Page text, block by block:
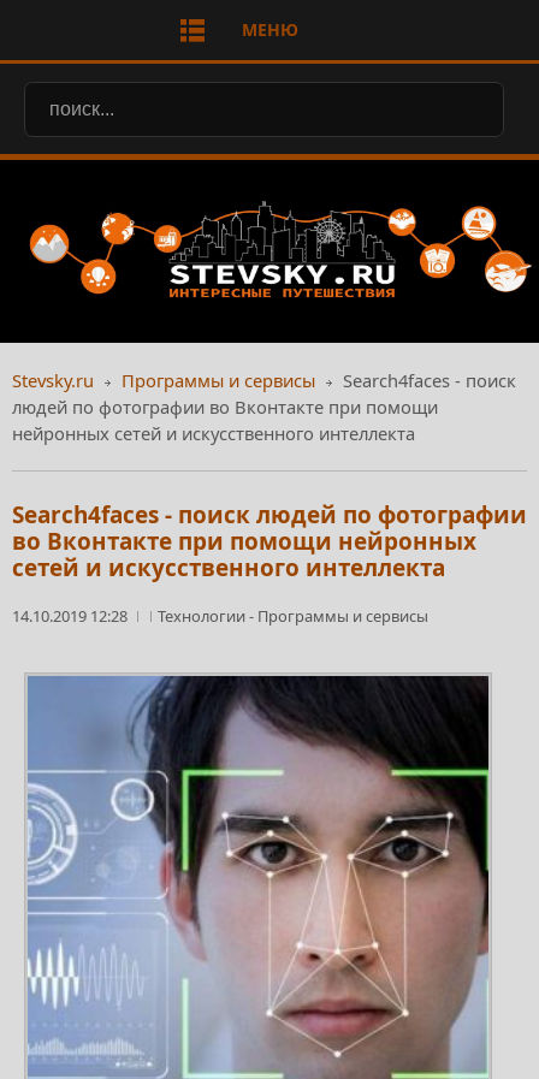
МЕНЮ
Stevsky.ru Программы и сервисы
Search4faces - поиск
людей по фотографии во Вконтакте при помощи
нейронных сетей и искусственного интеллекта
Search4faces - поиск людей по фотографии
во Вконтакте при помощи нейронных
сетей и искусственного интеллекта
14.10.2019 12:28 Технологии- Программы и сервисы